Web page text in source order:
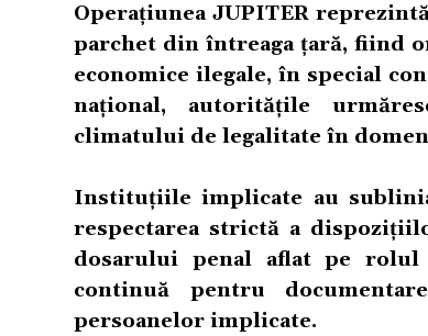
Operațiunea JUPITER
parchet din întreaga țară, fiind
economice ilegale, în special
național, autoritățile
climatului de legalitate în
Instituțiile implicate au
respectarea strictă a
dosarului penal aflat pe rolul
continuă pentru
persoanelor implicate.